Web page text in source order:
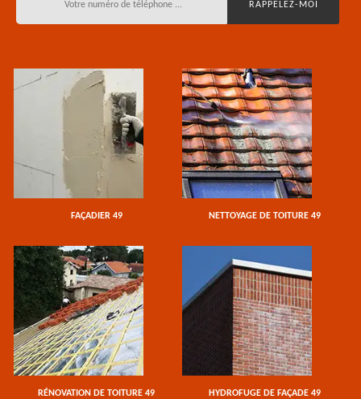
FAÇADIER 49 NETTOYAGE DE TOITURE 49
RÉNOVATION DE TOITURE 49 HYDROFUGE DE FAÇADE 49